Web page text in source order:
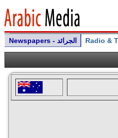
Newspapers - الجرائد